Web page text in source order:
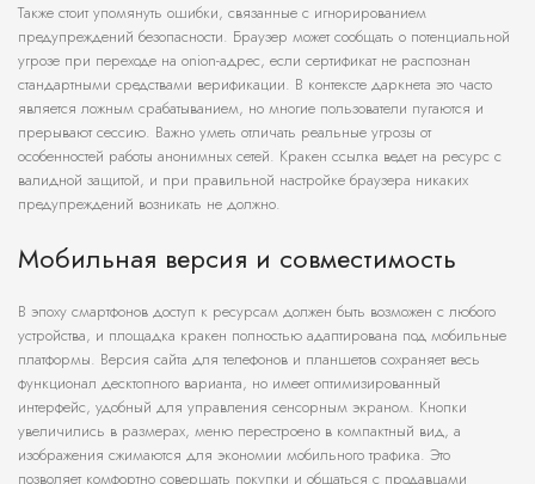
Также стоит упомянуть ошибки, связанные с игнорированием
предупреждений безопасности. Браузер может сообщать о потенциальной
угрозе при переходе на onion-адрес, если сертификат не распознан
стандартными средствами верификации. В контексте даркнета это часто
является ложным срабатыванием, но многие пользователи пугаются и
прерывают сессию. Важно уметь отличать реальные угрозы от
особенностей работы анонимных сетей. Кракен ссылка ведет на ресурс с
валидной защитой, и при правильной настройке браузера никаких
предупреждений возникать не должно.
Мобильная версия и совместимость
В эпоху смартфонов доступ к ресурсам должен быть возможен с любого
устройства, и площадка кракен полностью адаптирована под мобильные
платформы. Версия сайта для телефонов и планшетов сохраняет весь
функционал десктопного варианта, но имеет оптимизированный
интерфейс, удобный для управления сенсорным экраном. Кнопки
увеличились в размерах, меню перестроено в компактный вид, а
изображения сжимаются для экономии мобильного трафика. Это
позволяет комфортно совершать покупки и общаться с продавцами